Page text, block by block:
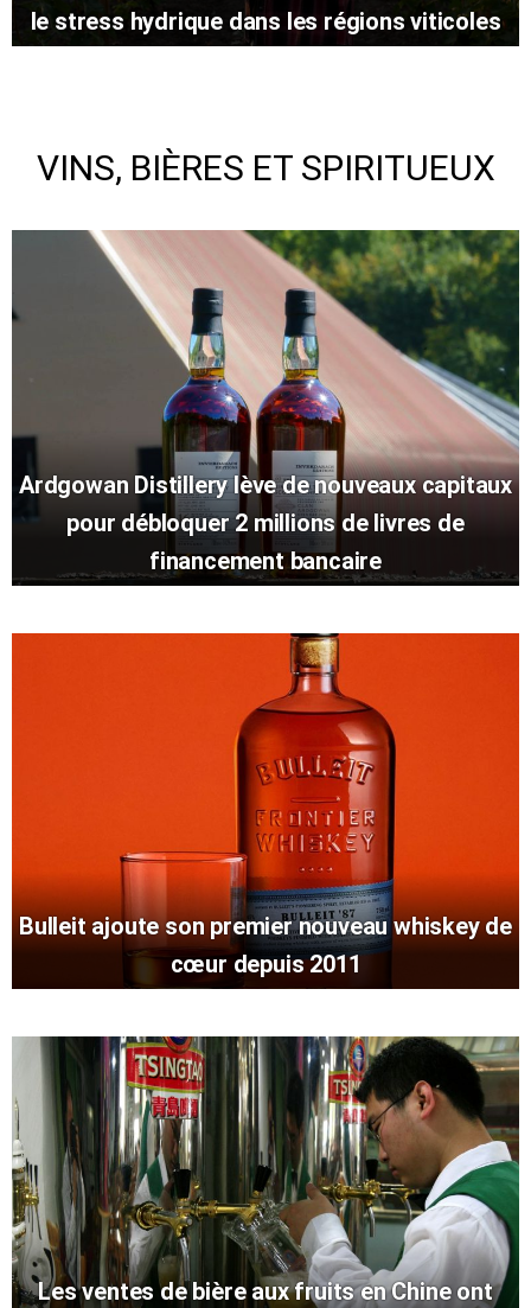
le stress hydrique dans les régions viticoles
VINS, BIÈRES ET SPIRITUEUX
Ardgowan Distillery lève de nouveaux capitaux
pour débloquer 2 millions de livres de
financement bancaire
Bulleit ajoute son premier nouveau whiskey de
cœur depuis 2011
Les ventes de bière aux fruits en Chine ont